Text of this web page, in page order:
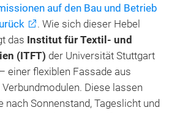
auf den Bau und Betrieb
. Wie sich dieser Hebel
das Institut für Textil- und
(ITFT) der Universität Stuttgart
einer flexiblen Fassade aus
Diese lassen
nach Sonnenstand, Tageslicht und